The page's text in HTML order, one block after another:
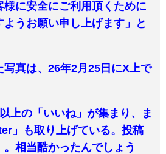
様に安全にご利用頂くために
うお願い申し上げます」と
写真は、26年2月25日にX上で
上の「いいね」が集まり、ま
」も取り上げている。投稿
相当酷かったんでしょう